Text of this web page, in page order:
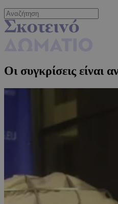
Οι συγκρίσεις είναι